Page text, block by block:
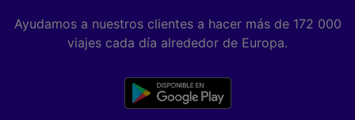
Ayudamos a nuestros clientes a hacer más de 172 000
viajes cada día alrededor de Europa.